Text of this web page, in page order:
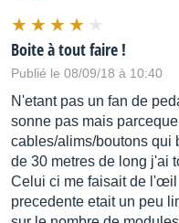
Boite à tout faire !
Publié le 08/09/18 à 10:40
N'etant pas un fan de
sonne pas mais
cables/alims/boutons qui
de 30 metres de long j'ai
Celui ci me faisait de
precedente etait un peu